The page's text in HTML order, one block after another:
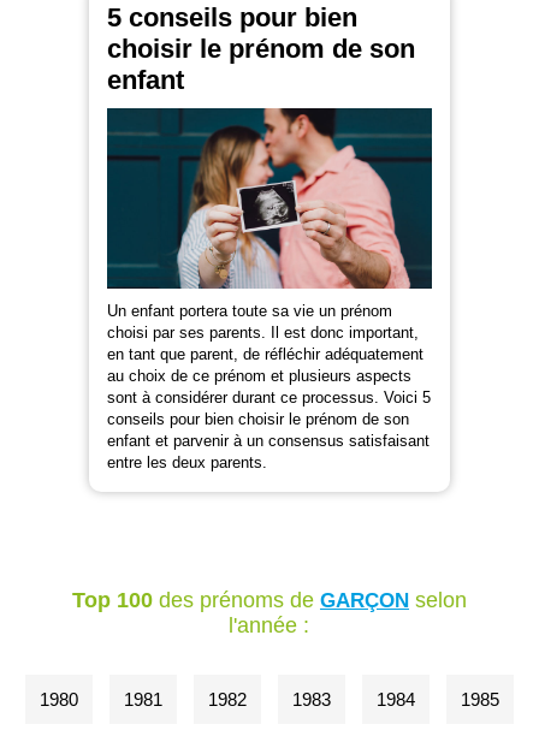
5 conseils pour bien
choisir le prénom de son
enfant
Un enfant portera toute sa vie un prénom
choisi par ses parents. Il est donc important,
en tant que parent, de réfléchir adéquatement
au choix de ce prénom et plusieurs aspects
sont à considérer durant ce processus. Voici 5
conseils pour bien choisir le prénom de son
enfant et parvenir à un consensus satisfaisant
entre les deux parents.
Top 100des prénoms de GARÇONselon
l'année :
1980 1981 1982 1983 1984 1985